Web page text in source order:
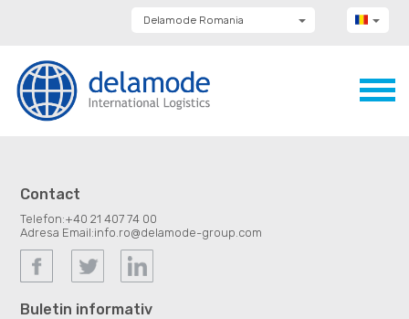
Delamode Romania
Delamode Bulgaria
Delamode Estonia
Delamode Latvia
Contact
Telefon:+40 21 407 74 00
Adresa Email:info.ro@delamode-group.com
Buletin informativ